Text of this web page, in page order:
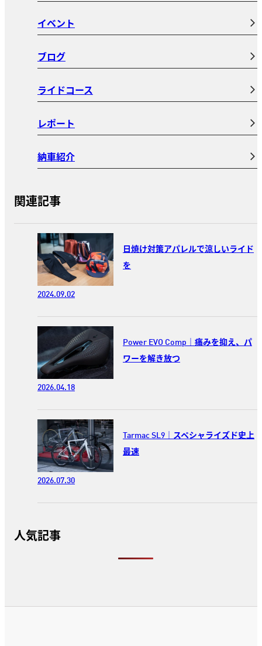
イベント
ブログ
ライドコース
レポート
納車紹介
関連記事
日焼け対策アパレルで涼しいライド
を
2024.09.02
Power EVO Comp｜痛みを抑え、パ
ワーを解き放つ
2026.04.18
Tarmac SL9｜スペシャライズド史上
最速
2026.07.30
人気記事